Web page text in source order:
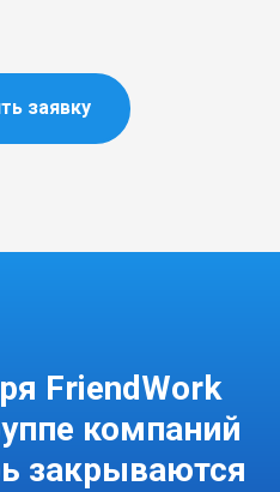
заявку
FriendWork
компаний
закрываются